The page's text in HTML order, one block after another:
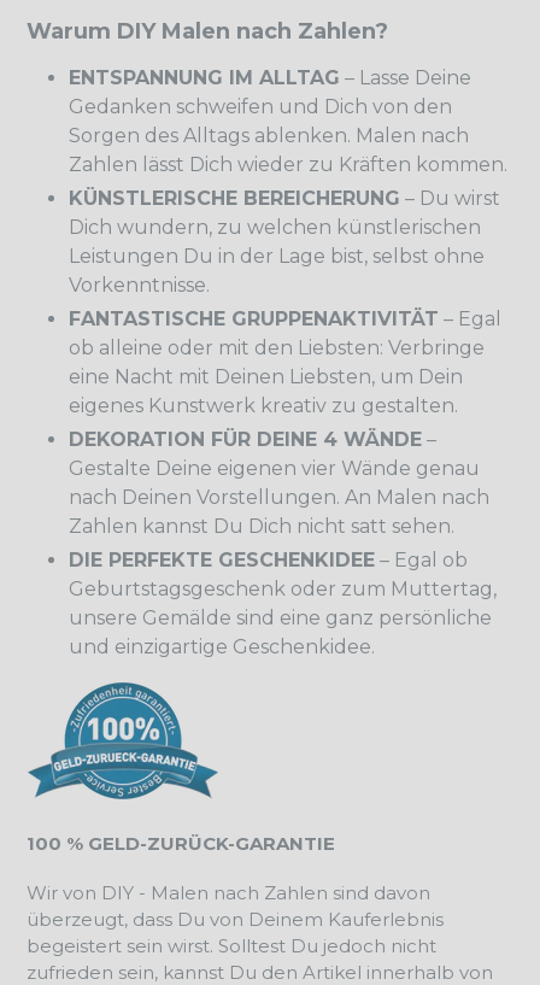
Warum DIY Malen nach Zahlen?
ENTSPANNUNG IM ALLTAG – Lasse Deine
Gedanken schweifen und Dich von den
Sorgen des Alltags ablenken. Malen nach
Zahlen lässt Dich wieder zu Kräften kommen.
KÜNSTLERISCHE BEREICHERUNG – Du wirst
Dich wundern, zu welchen künstlerischen
Leistungen Du in der Lage bist, selbst ohne
Vorkenntnisse.
FANTASTISCHE GRUPPENAKTIVITÄT – Egal
ob alleine oder mit den Liebsten: Verbringe
eine Nacht mit Deinen Liebsten, um Dein
eigenes Kunstwerk kreativ zu gestalten.
DEKORATION FÜR DEINE 4 WÄNDE –
Gestalte Deine eigenen vier Wände genau
nach Deinen Vorstellungen. An Malen nach
Zahlen kannst Du Dich nicht satt sehen.
DIE PERFEKTE GESCHENKIDEE – Egal ob
Geburtstagsgeschenk oder zum Muttertag,
unsere Gemälde sind eine ganz persönliche
und einzigartige Geschenkidee.
100 % GELD-ZURÜCK-GARANTIE
Wir von DIY - Malen nach Zahlen sind davon
überzeugt, dass Du von Deinem Kauferlebnis
begeistert sein wirst. Solltest Du jedoch nicht
zufrieden sein, kannst Du den Artikel innerhalb von